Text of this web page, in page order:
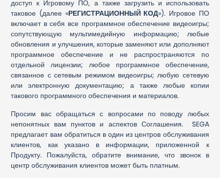
доступ к Игровому ПО, а также загрузить и использовать
таковое (далее «РЕГИСТРАЦИОННЫЙ КОД»). Игровое ПО
включает в себя все программное обеспечение видеоигры;
сопутствующую мультимедийную информацию; любые
обновления и улучшения, которые заменяют или дополняют
программное обеспечение и не распространяются по
отдельной лицензии; любое программное обеспечение,
связанное с сетевым режимом видеоигры; любую сетевую
или электронную документацию; а также любые копии
такового программного обеспечения и материалов.
Просим вас обращаться с вопросами по поводу любых
непонятных вам пунктов и аспектов Соглашения. SEGA
предлагает вам обратиться в один из центров обслуживания
клиентов, как указано в информации, приложенной к
Продукту. Пожалуйста, обратите внимание, что звонок в
центр обслуживания клиентов может быть платным.